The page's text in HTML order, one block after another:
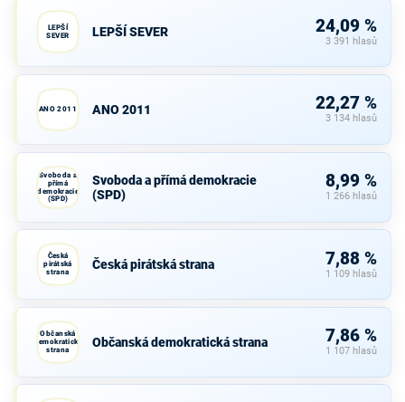
LEPŠÍ
SEVER
LEPŠÍ SEVER 24,09 %
3 391 hlasů
ANO 2011 ANO 2011 22,27 %
3 134 hlasů
Svoboda a
přímá
demokracie
(SPD)
Svoboda a přímá demokracie
(SPD)
8,99 %
1 266 hlasů
Česká
pirátská
strana
Česká pirátská strana 7,88 %
1 109 hlasů
Občanská
demokratická
strana
Občanská demokratická strana 7,86 %
1 107 hlasů